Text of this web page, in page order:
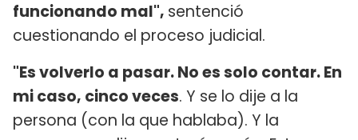
funcionando mal", sentenció
cuestionando el proceso judicial.
"Es volverlo a pasar. No es solo contar. En
mi caso, cinco veces. Y se lo dije a la
persona (con la que hablaba). Y la